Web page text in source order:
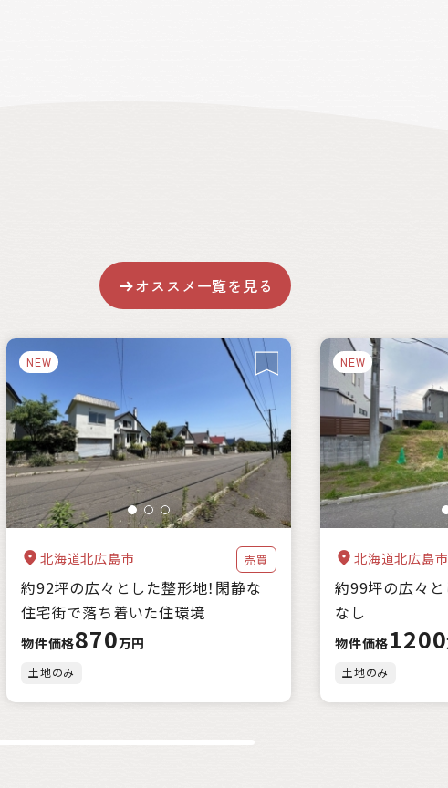
利
都市近郊
補助
NEW
北海道北広島市 売買
約92坪の広々とした整形地！閑静な
住宅街で落ち着いた住環境
物件価格870万円
土地のみ
NEW
北海道北広島市
約99坪の広々と
なし
物件価格1200
土地のみ
オススメ一覧を見る